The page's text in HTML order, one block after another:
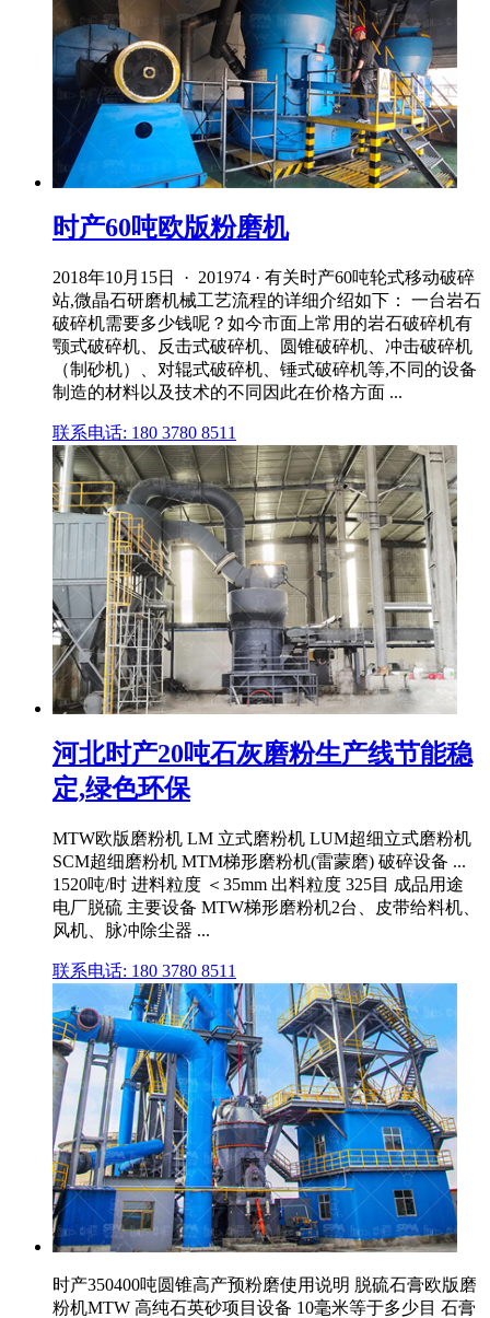
时产60吨欧版粉磨机
2018年10月15日 · 201974 · 有关时产60吨轮式移动破碎
站,微晶石研磨机械工艺流程的详细介绍如下： 一台岩石
破碎机需要多少钱呢？如今市面上常用的岩石破碎机有
颚式破碎机、反击式破碎机、圆锥破碎机、冲击破碎机
（制砂机）、对辊式破碎机、锤式破碎机等,不同的设备
制造的材料以及技术的不同因此在价格方面 ...
联系电话: 180 3780 8511
河北时产20吨石灰磨粉生产线节能稳
定,绿色环保
MTW欧版磨粉机 LM 立式磨粉机 LUM超细立式磨粉机
SCM超细磨粉机 MTM梯形磨粉机(雷蒙磨) 破碎设备 ...
1520吨/时 进料粒度 ＜35mm 出料粒度 325目 成品用途
电厂脱硫 主要设备 MTW梯形磨粉机2台、皮带给料机、
风机、脉冲除尘器 ...
联系电话: 180 3780 8511
时产350400吨圆锥高产预粉磨使用说明 脱硫石膏欧版磨
粉机MTW 高纯石英砂项目设备 10毫米等于多少目 石膏